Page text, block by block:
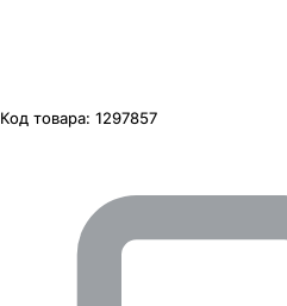
Код товара: 1297857